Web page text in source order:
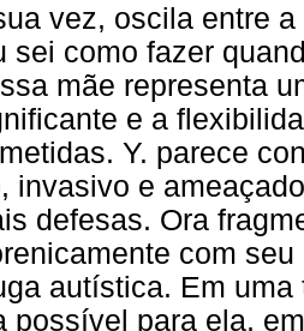
vez, oscila entre
sei como fazer
mãe representa
e a
Y. parece
invasivo e
defesas. Ora
com
autística. Em
possível para ela,